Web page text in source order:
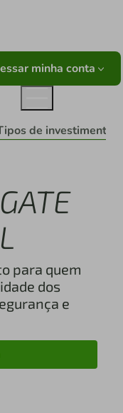
minha conta
de investimentos
para quem
dos
e